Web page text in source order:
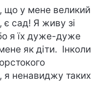
що у мене великий
сад! Я живу зі
я їх дуже-дуже
як діти. Інколи
я ненавиджу таких